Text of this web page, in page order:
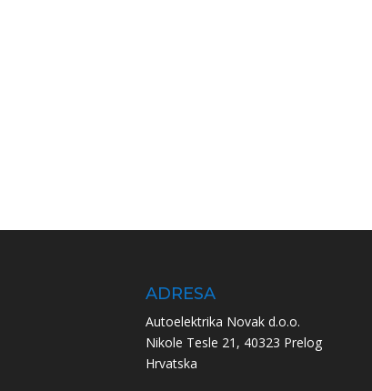
ADRESA
Autoelektrika Novak d.o.o.
Nikole Tesle 21, 40323 Prelog
Hrvatska